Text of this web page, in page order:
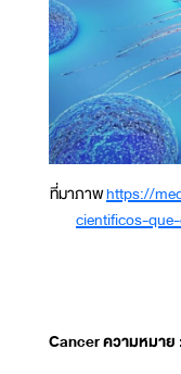
ที่มาภาพhttps://
cientificos-
Cancer ความหมาย